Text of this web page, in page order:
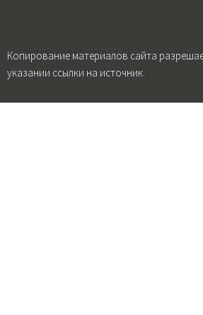
Копирование материалов сайта
указании ссылки на источник.